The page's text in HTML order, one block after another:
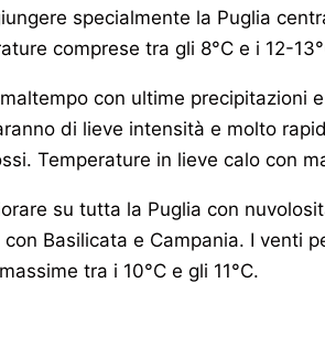
specialmente la Puglia
comprese tra gli 8°C e i 12-
con ultime precipitazioni
di lieve intensità e molto
Temperature in lieve calo con
su tutta la Puglia con
Basilicata e Campania. I venti
tra i 10°C e gli 11°C.